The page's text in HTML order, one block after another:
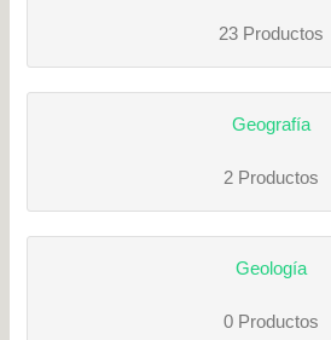
23 Productos
Geografía
2 Productos
Geología
0 Productos